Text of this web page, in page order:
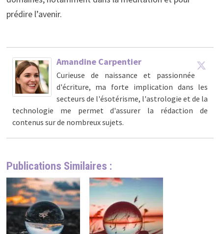
prédire l’avenir.
Amandine Carpentier
Curieuse de naissance et passionnée
d'écriture, ma forte implication dans les
secteurs de l'ésotérisme, l'astrologie et de la
technologie me permet d'assurer la rédaction de
contenus sur de nombreux sujets.
Publications Similaires :